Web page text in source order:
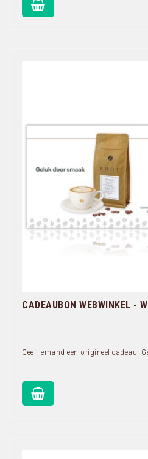
CADEAUBON WEBWINKEL -
Geef iemand een origineel cadeau.